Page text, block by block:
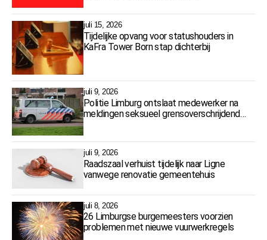
juli 15, 2026
Tijdelijke opvang voor statushouders in
KaFra Tower Born stap dichterbij
juli 9, 2026
Politie Limburg ontslaat medewerker na
meldingen seksueel grensoverschrijdend
juli 9, 2026
Raadszaal verhuist tijdelijk naar Ligne
vanwege renovatie gemeentehuis
juli 8, 2026
26 Limburgse burgemeesters voorzien
problemen met nieuwe vuurwerkregels